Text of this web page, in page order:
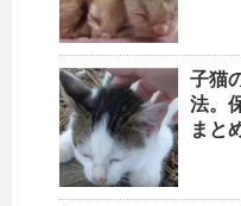
子猫
法。
まと